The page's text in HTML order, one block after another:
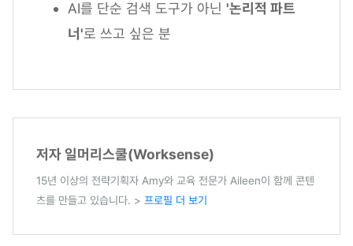
AI를 단순 검색 도구가 아닌 '논리적 파트
너'로 쓰고 싶은 분
저자 일머리스쿨(Worksense)
15년 이상의 전략기획자 Amy와 교육 전문가 Aileen이 함께 콘텐
츠를 만들고 있습니다. > 프로필 더 보기